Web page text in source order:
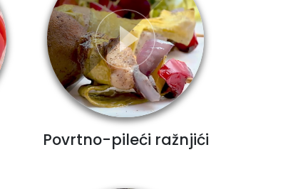
Povrtno-pileći ražnjići